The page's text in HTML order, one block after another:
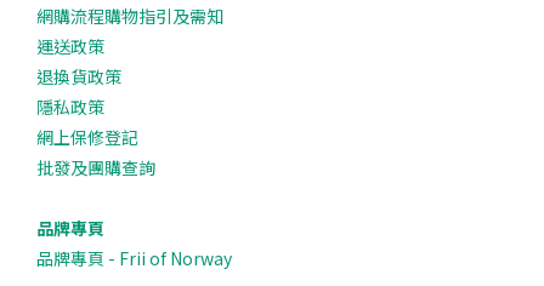
網購流程購物指引及需知
運送政策
退換貨政策
隱私政策
網上保修登記
批發及團購查詢
品牌專頁
品牌專頁 - Frii of Norway